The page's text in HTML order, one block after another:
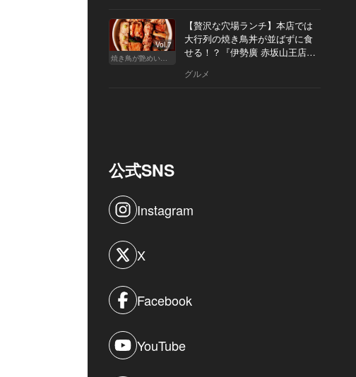
Vol.7
焼き鳥が艶めいてきた
【贅沢な穴場ランチ】本店では
大行列の焼き鳥丼が並ばずに食
せる！？『伊勢廣 赤坂山王店』
グルメ
公式SNS
Instagram
X
Facebook
YouTube